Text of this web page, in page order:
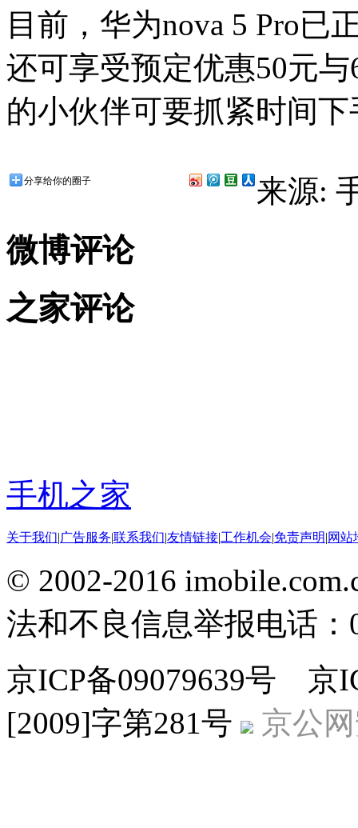
目前，华为nova 5 Pro已
还可享受预定优惠50元
的小伙伴可要抓紧时间下
分享给你的圈子 来源:
微博评论
之家评论
手机之家
关于我们|广告服务|联系我们|友情链接|工作机会|免责声明|网站
© 2002-2016
法和不良信息举报电话：
京ICP备09079639号 京
[2009]字第281号
京公